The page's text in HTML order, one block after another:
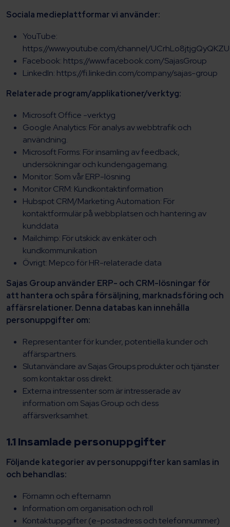
Sociala medieplattformar vi använder:
YouTube:
https://www.youtube.com/channel/
Facebook: https://www.facebook.com/SajasGroup
LinkedIn: https://fi.linkedin.com/company/sajas-group
Relaterade program/applikationer/verktyg:
Microsoft Office -verktyg
Google Analytics: För analys av webbtrafik och
användning.
Microsoft Forms: För insamling av feedback,
undersökningar och kundengagemang.
Monitor: Som vår ERP-lösning
Monitor CRM: Kundkontaktinformation
Hubspot CRM/Marketing Automation: För
kontaktformulär på webbplatsen och hantering av
kunddata
Mailchimp: För utskick av enkäter och
kundkommunikation
Övrigt: Mepco för HR-relaterade data
Sajas Group använder ERP- och CRM-lösningar för
att hantera och spåra försäljning, marknadsföring och
affärsrelationer. Denna databas kan innehålla
personuppgifter om:
Representanter för kunder, potentiella kunder och
affärspartners.
Slutanvändare av Sajas Groups produkter och tjänster
som kontaktar oss direkt.
Externa intressenter som är intresserade av
information om Sajas Group och dess
affärsverksamhet.
1.1 Insamlade personuppgifter
Följande kategorier av personuppgifter kan samlas in
och behandlas:
Förnamn och efternamn
Information om organisation och roll
Kontaktuppgifter (e-postadress och telefonnummer)